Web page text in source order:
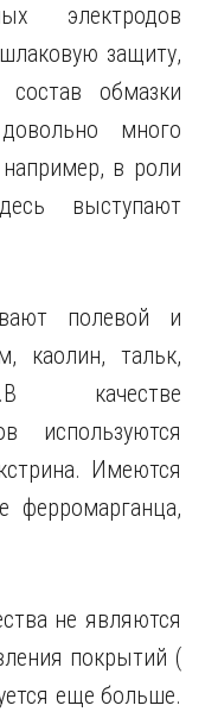
электродов
защиту,
обмазки
много
в роли
выступают
полевой и
каолин, тальк,
качестве
используются
Имеются
ферромарганца,
не являются
покрытий (
еще больше.